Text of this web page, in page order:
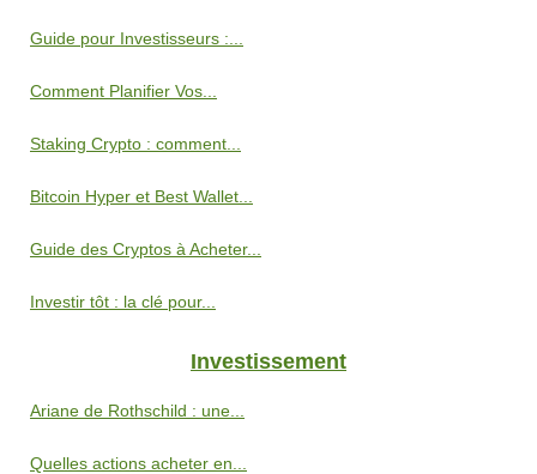
Guide pour Investisseurs :...
Comment Planifier Vos...
Staking Crypto : comment...
Bitcoin Hyper et Best Wallet...
Guide des Cryptos à Acheter...
Investir tôt : la clé pour...
Investissement
Ariane de Rothschild : une...
Quelles actions acheter en...